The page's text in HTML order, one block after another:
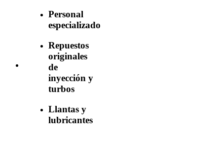
Personal
especializado
Repuestos
originales
de
inyección y
turbos
Llantas y
lubricantes